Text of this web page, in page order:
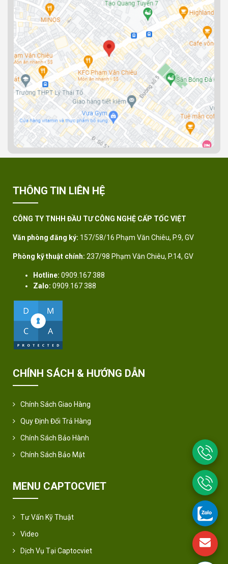
THÔNG TIN LIÊN HỆ
CÔNG TY TNHH ĐẦU TƯ CÔNG NGHỆ CẤP TỐC VIỆT
Văn phòng đăng ký: 157/58/16 Phạm Văn Chiêu, P.9, GV
Phòng kỹ thuật chính: 237/98 Phạm Văn Chiêu, P.14, GV
Hotline: 0909.167 388
Zalo: 0909.167 388
CHÍNH SÁCH & HƯỚNG DẪN
Chính Sách Giao Hàng
Quy Định Đổi Trả Hàng
Chính Sách Bảo Hành
Chính Sách Bảo Mật
MENU CAPTOCVIET
Tư Vấn Kỹ Thuật
Video
Dịch Vụ Tại Captocviet